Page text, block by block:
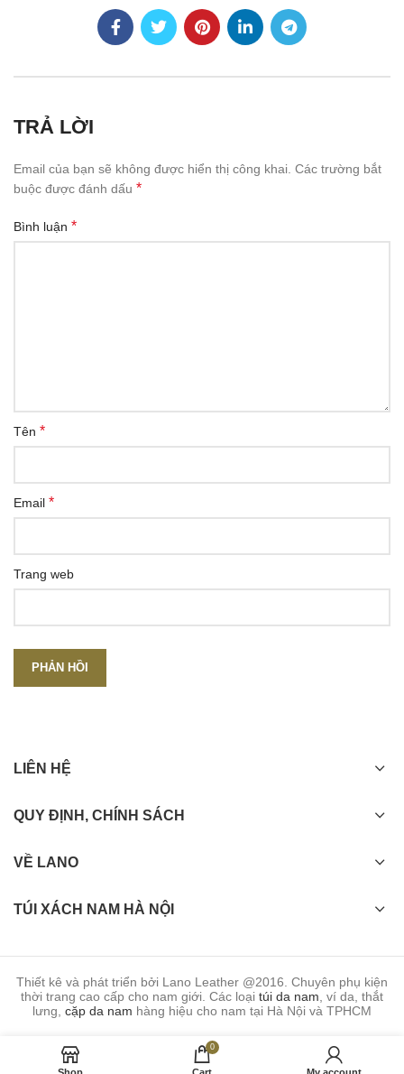
TRẢ LỜI
Email của bạn sẽ không được hiển thị công khai. Các trường bắt
buộc được đánh dấu *
Bình luận *
Tên *
Email *
Trang web
LIÊN HỆ
QUY ĐỊNH, CHÍNH SÁCH
VỀ LANO
TÚI XÁCH NAM HÀ NỘI
Thiết kê và phát triển bởi Lano Leather @2016. Chuyên phụ kiện
thời trang cao cấp cho nam giới. Các loại túi da nam, ví da, thắt
lưng, cặp da nam hàng hiệu cho nam tại Hà Nội và TPHCM
0